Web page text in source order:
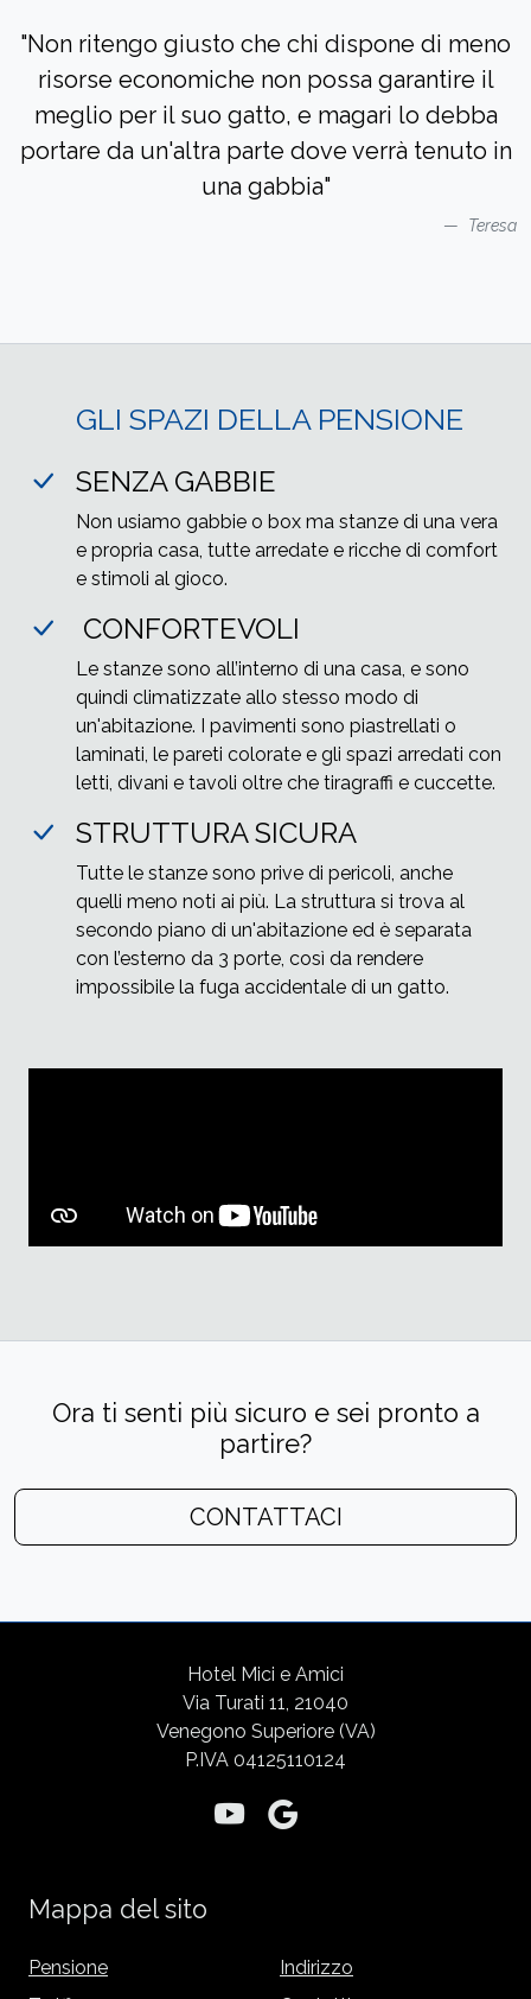
"Non ritengo giusto che chi dispone di meno
risorse economiche non possa garantire il
meglio per il suo gatto, e magari lo debba
portare da un'altra parte dove verrà tenuto in
una gabbia"
Teresa
GLI SPAZI DELLA PENSIONE
SENZA GABBIE
Non usiamo gabbie o box ma stanze di una vera
e propria casa, tutte arredate e ricche di comfort
e stimoli al gioco.
CONFORTEVOLI
Le stanze sono all’interno di una casa, e sono
quindi climatizzate allo stesso modo di
un'abitazione. I pavimenti sono piastrellati o
laminati, le pareti colorate e gli spazi arredati con
letti, divani e tavoli oltre che tiragraffi e cuccette.
STRUTTURA SICURA
Tutte le stanze sono prive di pericoli, anche
quelli meno noti ai più. La struttura si trova al
secondo piano di un'abitazione ed è separata
con l’esterno da 3 porte, così da rendere
impossibile la fuga accidentale di un gatto.
Ora ti senti più sicuro e sei pronto a
partire?
CONTATTACI
Hotel Mici e Amici
Via Turati 11, 21040
Venegono Superiore (VA)
P.IVA 04125110124
Mappa del sito
Pensione
Indirizzo